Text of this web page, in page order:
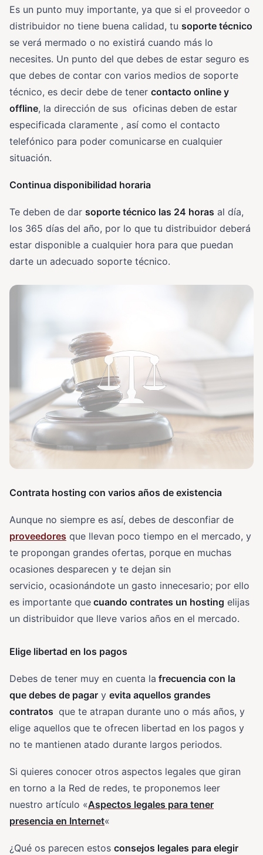
Es un punto muy importante, ya que si el proveedor o
distribuidor no tiene buena calidad, tu soporte técnico
se verá mermado o no existirá cuando más lo
necesites. Un punto del que debes de estar seguro es
que debes de contar con varios medios de soporte
técnico, es decir debe de tener contacto online y
offline, la dirección de sus oficinas deben de estar
especificada claramente , así como el contacto
telefónico para poder comunicarse en cualquier
situación.
Continua disponibilidad horaria
Te deben de dar soporte técnico las 24 horas al día,
los 365 días del año, por lo que tu distribuidor deberá
estar disponible a cualquier hora para que puedan
darte un adecuado soporte técnico.
Contrata hosting con varios años de existencia
Aunque no siempre es así, debes de desconfiar de
proveedores que llevan poco tiempo en el mercado, y
te propongan grandes ofertas, porque en muchas
ocasiones desparecen y te dejan sin
servicio, ocasionándote un gasto innecesario; por ello
es importante que cuando contrates un hosting elijas
un distribuidor que lleve varios años en el mercado.
Elige libertad en los pagos
Debes de tener muy en cuenta la frecuencia con la
que debes de pagar y evita aquellos grandes
contratos que te atrapan durante uno o más años, y
elige aquellos que te ofrecen libertad en los pagos y
no te mantienen atado durante largos periodos.
Si quieres conocer otros aspectos legales que giran
en torno a la Red de redes, te proponemos leer
nuestro artículo «Aspectos legales para tener
presencia en Internet«
¿Qué os parecen estos consejos legales para elegir